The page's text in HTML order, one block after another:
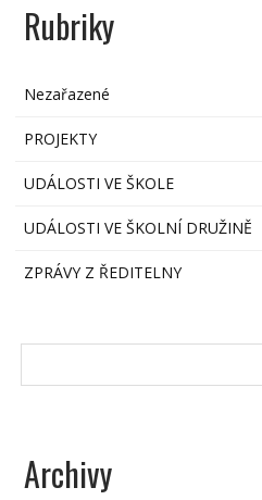
Rubriky
Nezařazené
PROJEKTY
UDÁLOSTI VE ŠKOLE
UDÁLOSTI VE ŠKOLNÍ DRUŽINĚ
ZPRÁVY Z ŘEDITELNY
Archivy